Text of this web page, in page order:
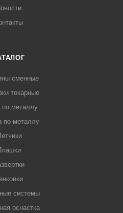
сменные
токарные
металлу
по металлу
системы
оснастка